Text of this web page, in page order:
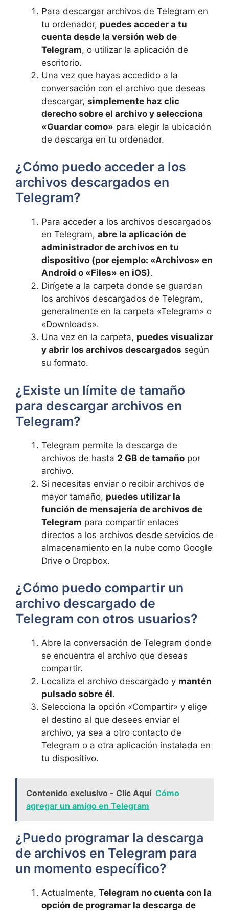
Para descargar archivos de Telegram en
tu ordenador, puedes acceder a tu
cuenta desde la versión web de
Telegram, o utilizar la aplicación de
escritorio.
Una vez que hayas accedido a la
conversación con el archivo que deseas
descargar, simplemente haz clic
derecho sobre el archivo y selecciona
«Guardar como» para elegir la ubicación
de descarga en tu ordenador.
¿Cómo puedo acceder a los
archivos descargados en
Telegram?
Para acceder a los archivos descargados
en Telegram, abre la aplicación de
administrador de archivos en tu
dispositivo (por ejemplo: «Archivos» en
Android o «Files» en iOS).
Dirígete a la carpeta donde se guardan
los archivos descargados de Telegram,
generalmente en la carpeta «Telegram» o
«Downloads».
Una vez en la carpeta, puedes visualizar
y abrir los archivos descargados según
su formato.
¿Existe un límite de tamaño
para descargar archivos en
Telegram?
Telegram permite la descarga de
archivos de hasta 2 GB de tamaño por
archivo.
Si necesitas enviar o recibir archivos de
mayor tamaño, puedes utilizar la
función de mensajería de archivos de
Telegram para compartir enlaces
directos a los archivos desde servicios de
almacenamiento en la nube como Google
Drive o Dropbox.
¿Cómo puedo compartir un
archivo descargado de
Telegram con otros usuarios?
Abre la conversación de Telegram donde
se encuentra el archivo que deseas
compartir.
Localiza el archivo descargado y mantén
pulsado sobre él.
Selecciona la opción «Compartir» y elige
el destino al que desees enviar el
archivo, ya sea a otro contacto de
Telegram o a otra aplicación instalada en
tu dispositivo.
Contenido exclusivo - Clic Aquí Cómo
agregar un amigo en Telegram
¿Puedo programar la descarga
de archivos en Telegram para
un momento específico?
Actualmente, Telegram no cuenta con la
opción de programar la descarga de